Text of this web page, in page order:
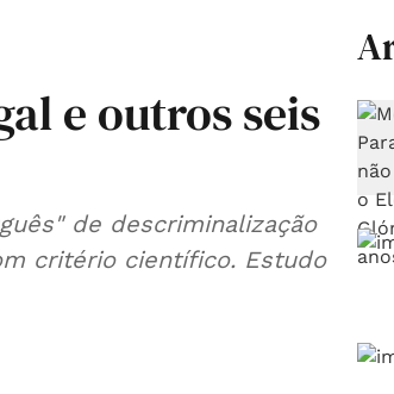
e outros seis
de descriminalização
critério científico. Estudo